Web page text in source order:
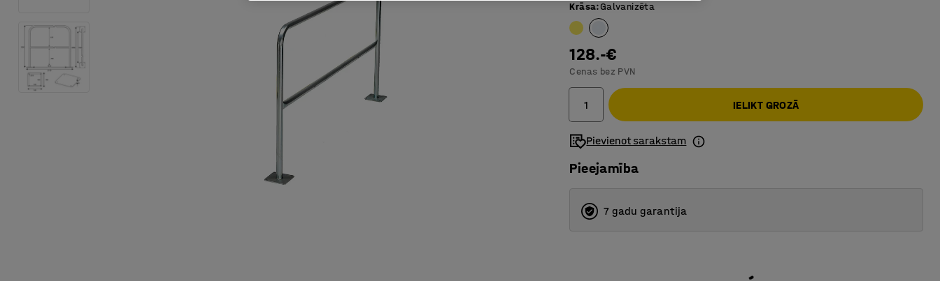
Krāsa:Galvanizēta
128.-€
Cenas bez PVN
IELIKT GROZĀ
Pievienot sarakstam
Pieejamība
7 gadu garantija